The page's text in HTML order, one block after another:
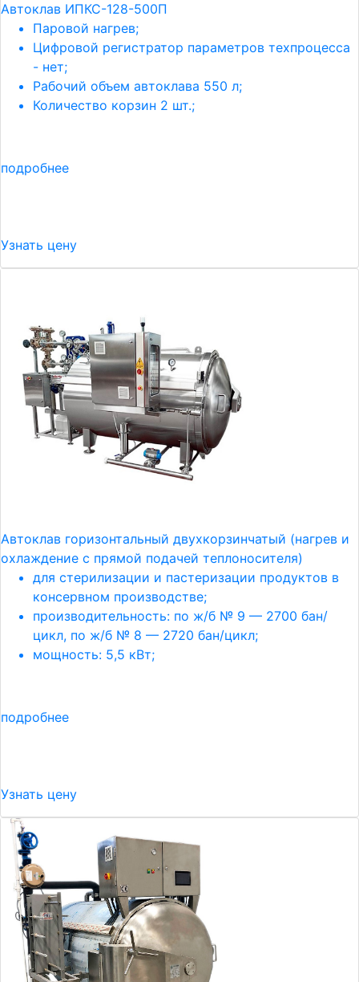
Автоклав ИПКС-128-500П
Паровой нагрев;
Цифровой регистратор параметров техпроцесса
- нет;
Рабочий объем автоклава 550 л;
Количество корзин 2 шт.;
подробнее
Узнать цену
Автоклав горизонтальный двухкорзинчатый (нагрев и
охлаждение с прямой подачей теплоносителя)
для стерилизации и пастеризации продуктов в
консервном производстве;
производительность: по ж/б № 9 — 2700 бан/
цикл, по ж/б № 8 — 2720 бан/цикл;
мощность: 5,5 кВт;
подробнее
Узнать цену